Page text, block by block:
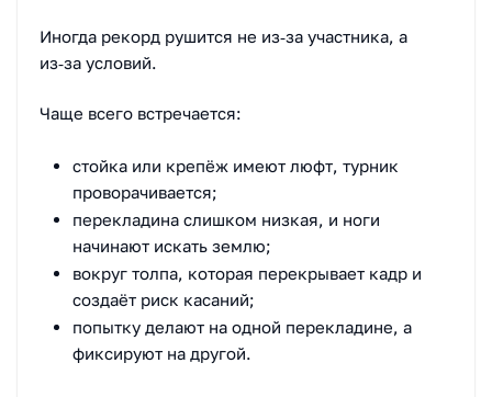
Иногда рекорд рушится не из‑за участника, а
из‑за условий.
Чаще всего встречается:
стойка или крепёж имеют люфт, турник
проворачивается;
перекладина слишком низкая, и ноги
начинают искать землю;
вокруг толпа, которая перекрывает кадр и
создаёт риск касаний;
попытку делают на одной перекладине, а
фиксируют на другой.